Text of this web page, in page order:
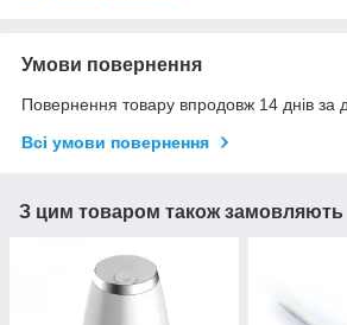
Умови повернення
Повернення товару впродовж 14 днів за
Всі умови повернення
З цим товаром також замовляють